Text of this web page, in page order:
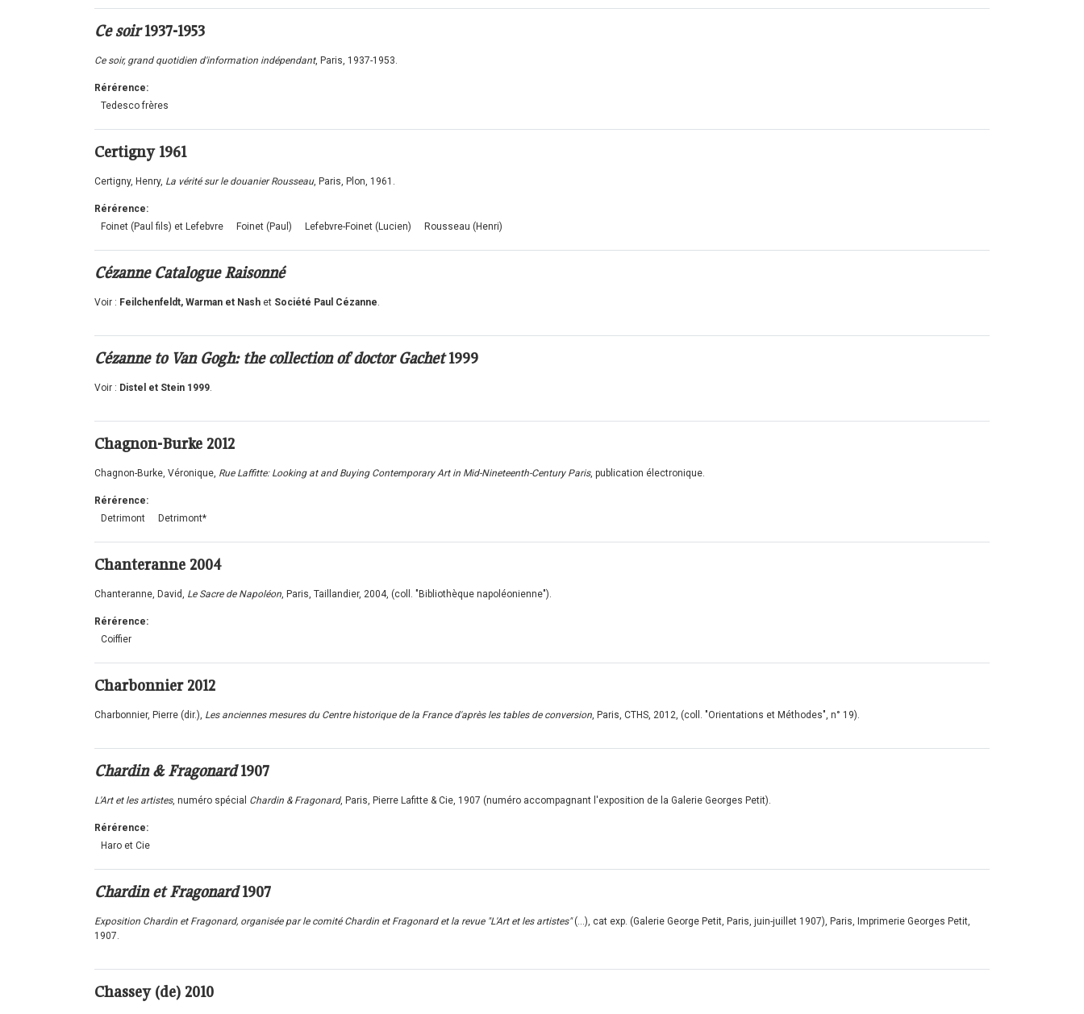
Ce soir1937-1953
Ce soir, grand quotidien d'information indépendant, Paris, 1937-1953.
Rérérence:
Tedesco frères
Certigny1961
Certigny, Henry, La vérité sur le douanier Rousseau, Paris, Plon, 1961.
Rérérence:
Foinet (Paul fils) et Lefebvre
Foinet (Paul) Lefebvre-Foinet (Lucien) Rousseau (Henri)
Cézanne Catalogue Raisonné
Voir : Feilchenfeldt, Warman et Nash et Société Paul Cézanne.
Cézanne to Van Gogh: the collection of doctor Gachet1999
Voir : Distel et Stein 1999.
Chagnon-Burke 2012
Chagnon-Burke, Véronique, Rue Laffitte: Looking at and Buying Contemporary Art in Mid-Nineteenth-Century Paris, publication électronique.
Rérérence:
Detrimont
Detrimont*
Chanteranne 2004
Chanteranne, David, Le Sacre de Napoléon, Paris, Taillandier, 2004, (coll. "Bibliothèque napoléonienne").
Rérérence:
Coiffier
Charbonnier2012
Charbonnier, Pierre (dir.), Les anciennes mesures du Centre historique de la France d'après les tables de conversion, Paris, CTHS, 2012, (coll. "Orientations et Méthodes", n° 19).
Chardin & Fragonard1907
L'Art et les artistes, numéro spécial Chardin & Fragonard, Paris, Pierre Lafitte & Cie, 1907 (numéro accompagnant l'exposition de la Galerie Georges Petit).
Rérérence:
Haro et Cie
Chardin et Fragonard1907
Exposition Chardin et Fragonard, organisée par le comité Chardin et Fragonard et la revue "L'Art et les artistes"(...), cat exp. (Galerie George Petit, Paris, juin-juillet 1907), Paris, Imprimerie Georges Petit,
1907.
Chassey (de) 2010